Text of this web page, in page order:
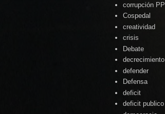
corrupción PP
Cospedal
creatividad
crisis
Debate
decrecimiento
defender
Defensa
deficit
deficit publico